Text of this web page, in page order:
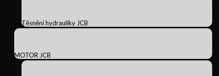
Těsnění hydrauliky JCB
MOTOR JCB